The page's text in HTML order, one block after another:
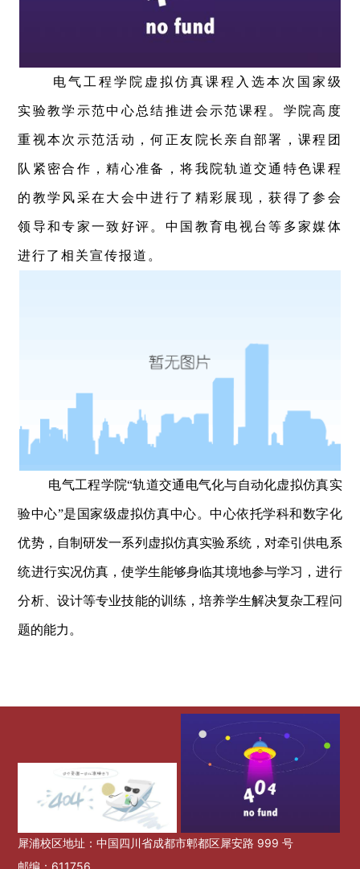
电气工程学院虚拟仿真课程入选本次国家级
实验教学示范中心总结推进会示范课程。学院高度
重视本次示范活动，何正友院长亲自部署，课程团
队紧密合作，精心准备，将我院轨道交通特色课程
的教学风采在大会中进行了精彩展现，获得了参会
领导和专家一致好评。中国教育电视台等多家媒体
进行了相关宣传报道。
电气工程学院“轨道交通电气化与自动化虚拟仿真实
验中心”是国家级虚拟仿真中心。中心依托学科和数字化
优势，自制研发一系列虚拟仿真实验系统，对牵引供电系
统进行实况仿真，使学生能够身临其境地参与学习，进行
分析、设计等专业技能的训练，培养学生解决复杂工程问
题的能力。
犀浦校区地址：中国四川省成都市郫都区犀安路 999 号